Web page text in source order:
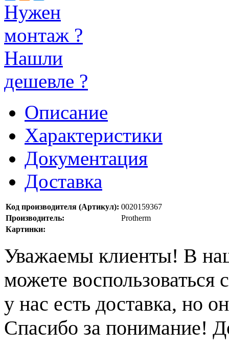
Нужен
монтаж ?
Нашли
дешевле ?
Описание
Характеристики
Документация
Доставка
Код производителя (Артикул): 0020159367
Производитель:
Protherm
Картинки:
Уважаемы клиенты! В
можете воспользоваться
у нас есть доставка, но
Спасибо за понимание!